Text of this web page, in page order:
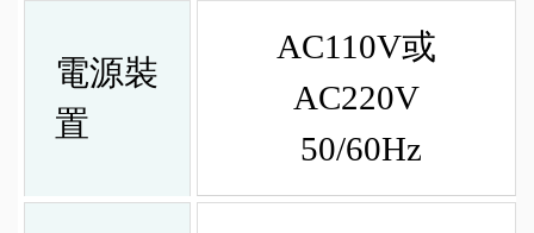
電源裝
置
AC110V或
AC220V
50/60Hz